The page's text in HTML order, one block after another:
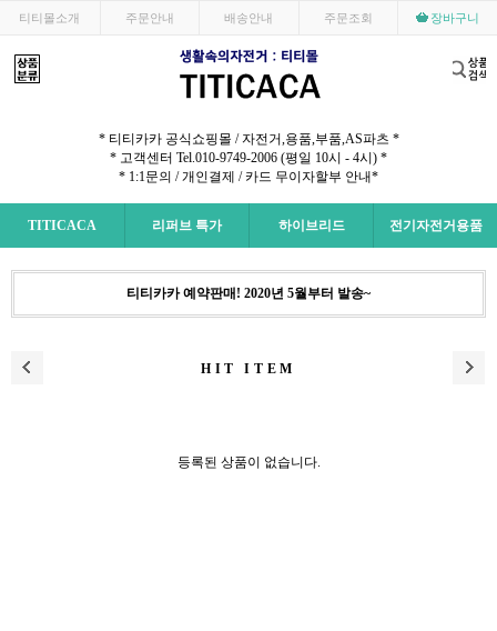
티티몰소개 주문안내 배송안내 주문조회 장바구니
* 티티카카 공식쇼핑몰 / 자전거,용품,부품,AS파츠 *
* 고객센터 Tel.010-9749-2006 (평일 10시 - 4시) *
* 1:1문의 /개인결제 /카드 무이자할부 안내*
TITICACA 리퍼브 특가 하이브리드 전기자전거용품
티티카카 예약판매! 2020년 5월부터 발송~
HIT ITEM
등록된 상품이 없습니다.